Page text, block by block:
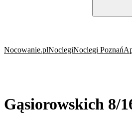
Nocowanie.plNoclegiNoclegi Poznań
Gąsiorowskich 8/